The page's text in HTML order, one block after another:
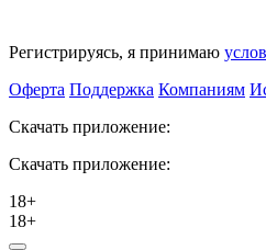
Регистрируясь, я принимаю
Оферта Поддержка Компаниям
Скачать приложение:
Скачать приложение:
18+
18+